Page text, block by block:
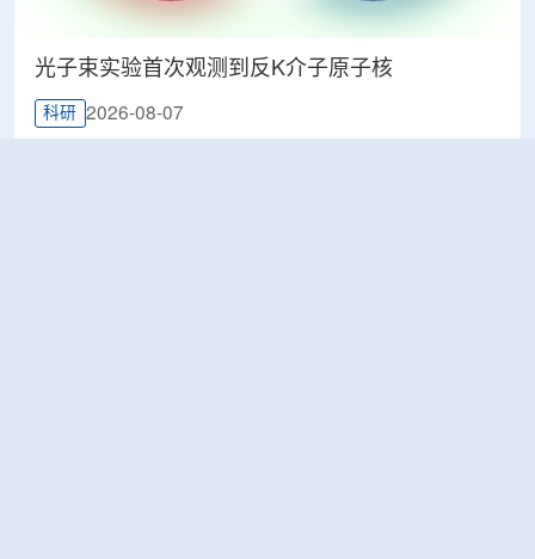
光子束实验首次观测到反K介子原子核
科研 2026-08-07